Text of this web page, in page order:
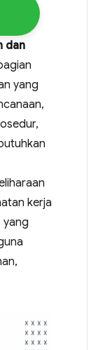
dan
yang
kerja
yang